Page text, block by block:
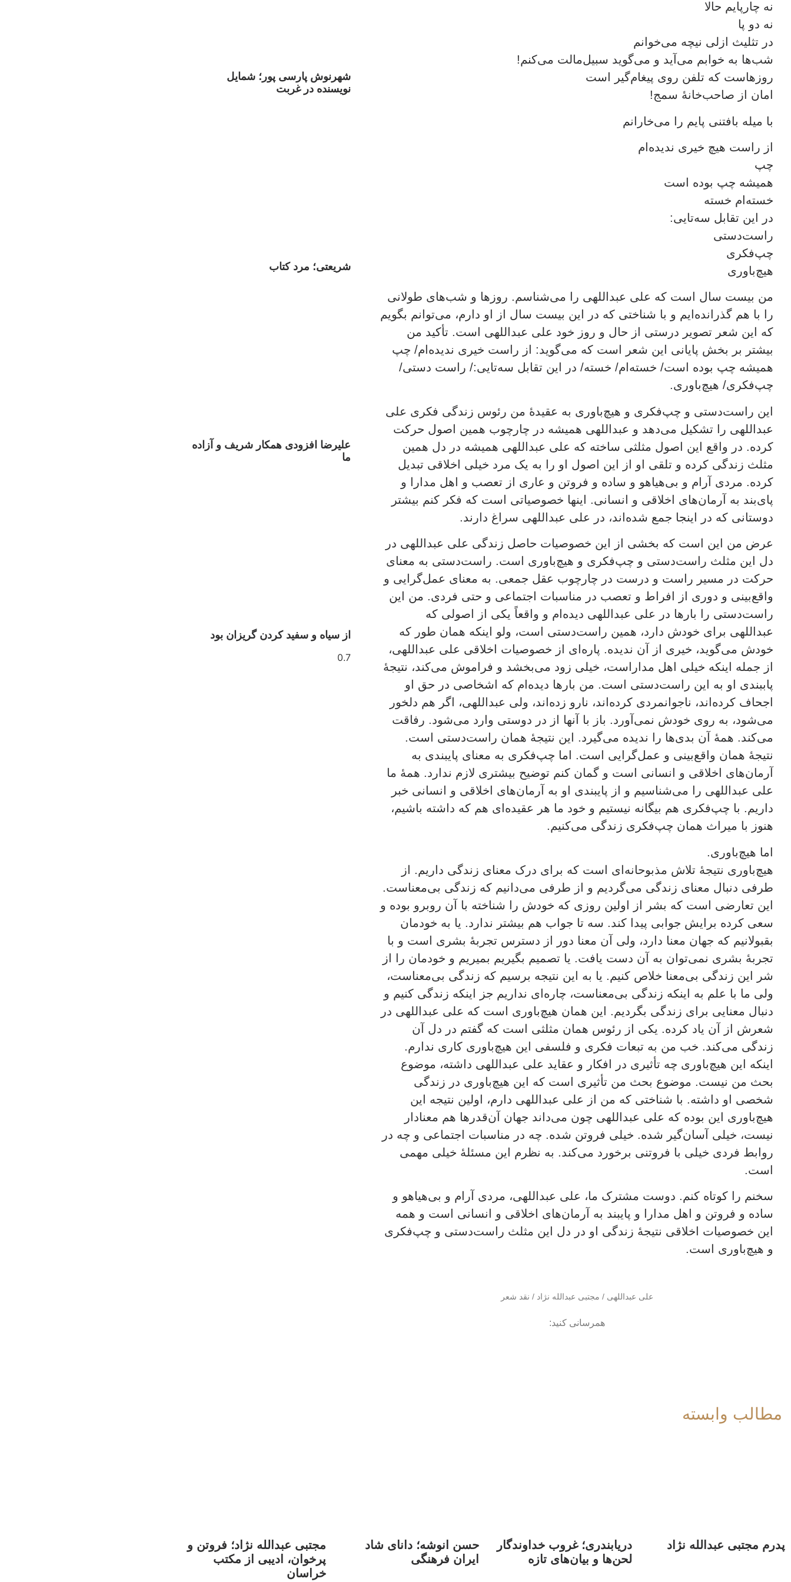
نه چارپایم حالا
نه دو پا
در تثلیث ازلی نیچه می‌خوانم
شب‌ها به خوابم می‌آید و می‌گوید سبیل‌مالت می‌کنم!
روزهاست که تلفن روی پیغام‌گیر است
امان از صاحب‌خانۀ سمج!
با میله بافتنی پایم را می‌خارانم
از راست هیچ خیری ندیده‌ام
چپ
همیشه چپ بوده است
خسته‌ام خسته
در این تقابل سه‌تایی:
راست‌دستی
چپ‌فکری
هیچ‌باوری
من بیست سال است که علی عبداللهی را می‌شناسم. روزها و شب‌های طولانی
را با هم گذرانده‌ایم و با شناختی که در این بیست سال از او دارم، می‌توانم بگویم
که این شعر تصویر درستی از حال و روز خود علی عبداللهی است. تأکید من
بیشتر بر بخش پایانی این شعر است که می‌گوید: از راست خیری ندیده‌ام/ چپ
همیشه چپ بوده است/ خسته‌ام/ خسته/ در این تقابل سه‌تایی:/ راست دستی/
چپ‌فکری/ هیچ‌باوری.
این راست‌دستی و چپ‌فکری و هیچ‌باوری به عقیدۀ من رئوس زندگی فکری علی
عبداللهی را تشکیل می‌دهد و عبداللهی همیشه در چارچوب همین اصول حرکت
کرده. در واقع این اصول مثلثی ساخته که علی عبداللهی همیشه در دل همین
مثلث زندگی کرده و تلقی او از این اصول او را به یک مرد خیلی اخلاقی تبدیل
کرده. مردی آرام و بی‌هیاهو و ساده و فروتن و عاری از تعصب و اهل مدارا و
پای‌بند به آرمان‌های اخلاقی و انسانی. اینها خصوصیاتی است که فکر کنم بیشتر
دوستانی که در اینجا جمع شده‌اند، در علی عبداللهی سراغ دارند.
عرض من این است که بخشی از این خصوصیات حاصل زندگی علی عبداللهی در
دل این مثلث راست‌دستی و چپ‌فکری و هیچ‌باوری است. راست‌دستی به معنای
حرکت در مسیر راست و درست در چارچوب عقل جمعی. به معنای عمل‌گرایی و
واقع‌بینی و دوری از افراط و تعصب در مناسبات اجتماعی و حتی فردی. من این
راست‌دستی را بارها در علی عبداللهی دیده‌ام و واقعاً یکی از اصولی که
عبداللهی برای خودش دارد، همین راست‌دستی است، ولو اینکه همان طور که
خودش می‌گوید، خیری از آن ندیده. پاره‌ای از خصوصیات اخلاقی علی عبداللهی،
از جمله اینکه خیلی اهل مداراست، خیلی زود می‌بخشد و فراموش می‌کند، نتیجۀ
پاببندی او به این راست‌دستی است. من بارها دیده‌ام که اشخاصی در حق او
اجحاف کرده‌اند، ناجوانمردی کرده‌اند، نارو زده‌اند، ولی عبداللهی، اگر هم دلخور
می‌شود، به روی خودش نمی‌آورد. باز با آنها از در دوستی وارد می‌شود. رفاقت
می‌کند. همۀ آن بدی‌ها را ندیده می‌گیرد. این نتیجۀ همان راست‌دستی است.
نتیجۀ همان واقع‌بینی و عمل‌گرایی است. اما چپ‌فکری به معنای پایبندی به
آرمان‌های اخلاقی و انسانی است و گمان کنم توضیح بیشتری لازم ندارد. همۀ ما
علی عبداللهی را می‌شناسیم و از پایبندی او به آرمان‌های اخلاقی و انسانی خبر
داریم. با چپ‌فکری هم بیگانه نیستیم و خود ما هر عقیده‌ای هم که داشته باشیم،
هنوز با میراث همان چپ‌فکری زندگی می‌کنیم.
اما هیچ‌باوری.
هیچ‌باوری نتیجۀ تلاش مذبوحانه‌ای است که برای درک معنای زندگی داریم. از
طرفی دنبال معنای زندگی می‌گردیم و از طرفی می‌دانیم که زندگی بی‌معناست.
این تعارضی است که بشر از اولین روزی که خودش را شناخته با آن روبرو بوده و
سعی کرده برایش جوابی پیدا کند. سه تا جواب هم بیشتر ندارد. یا به خودمان
بقبولانیم که جهان معنا دارد، ولی آن معنا دور از دسترس تجربۀ بشری است و با
تجربۀ بشری نمی‌توان به آن دست یافت. یا تصمیم بگیریم بمیریم و خودمان را از
شر این زندگی بی‌معنا خلاص کنیم. یا به این نتیجه برسیم که زندگی بی‌معناست،
ولی ما با علم به اینکه زندگی بی‌معناست، چاره‌ای نداریم جز اینکه زندگی کنیم و
دنبال معنایی برای زندگی بگردیم. این همان هیچ‌باوری است که علی عبداللهی در
شعرش از آن یاد کرده. یکی از رئوس همان مثلثی است که گفتم در دل آن
زندگی می‌کند. خب من به تبعات فکری و فلسفی این هیچ‌باوری کاری ندارم.
اینکه این هیچ‌باوری چه تأثیری در افکار و عقاید علی عبداللهی داشته، موضوع
بحث من نیست. موضوع بحث من تأثیری است که این هیچ‌باوری در زندگی
شخصی او داشته. با شناختی که من از علی عبداللهی دارم، اولین نتیجه این
هیچ‌باوری این بوده که علی عبداللهی چون می‌داند جهان آن‌قدرها هم معنادار
نیست، خیلی آسان‌گیر شده. خیلی فروتن شده. چه در مناسبات اجتماعی و چه در
روابط فردی خیلی با فروتنی برخورد می‌کند. به نظرم این مسئلۀ خیلی مهمی
است.
سخنم را کوتاه کنم. دوست مشترک ما، علی عبداللهی، مردی آرام و بی‌هیاهو و
ساده و فروتن و اهل مدارا و پایبند به آرمان‌های اخلاقی و انسانی است و همه
این خصوصیات اخلاقی نتیجۀ زندگی او در دل این مثلث راست‌دستی و چپ‌فکری
و هیچ‌باوری است.
علی عبداللهی / مجتبی عبدالله نژاد / نقد شعر
همرسانی کنید:
شهرنوش پارسی پور؛ شمایل
نویسنده در غربت
شریعتی؛ مرد کتاب
علیرضا افزودی همکار شریف و آزاده
ما
از سیاه و سفید کردن گریزان بود
مطالب وابسته
پدرم مجتبی عبدالله نژاد
دریابندری؛ غروب خداوندگار
لحن‌ها و بیان‌های تازه
حسن انوشه؛ دانای شاد
ایران فرهنگی
مجتبی عبدالله نژاد؛ فروتن و
پرخوان، ادیبی از مکتب
خراسان